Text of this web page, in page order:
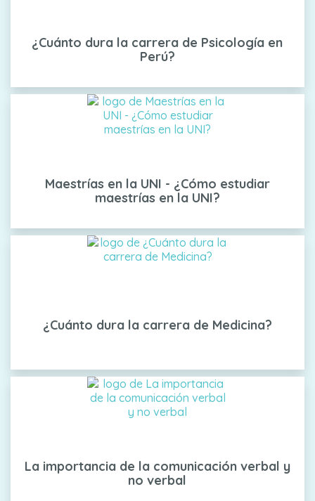
¿Cuánto dura la carrera de Psicología en
Perú?
Maestrías en la UNI - ¿Cómo estudiar
maestrías en la UNI?
¿Cuánto dura la carrera de Medicina?
La importancia de la comunicación verbal y
no verbal